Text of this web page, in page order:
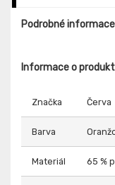
Podrobné
Informace o
Značka Červa
Barva
Materiál 65 %